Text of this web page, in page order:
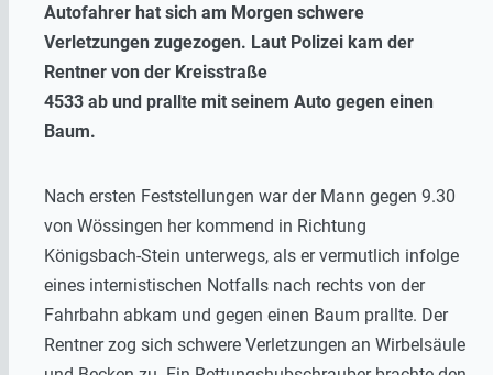
Autofahrer hat sich am Morgen schwere
Verletzungen zugezogen. Laut Polizei kam der
Rentner von der Kreisstraße
4533 ab und prallte mit seinem Auto gegen einen
Baum.
Nach ersten Feststellungen war der Mann gegen 9.30
von Wössingen her kommend in Richtung
Königsbach-Stein unterwegs, als er vermutlich infolge
eines internistischen Notfalls nach rechts von der
Fahrbahn abkam und gegen einen Baum prallte. Der
Rentner zog sich schwere Verletzungen an Wirbelsäule